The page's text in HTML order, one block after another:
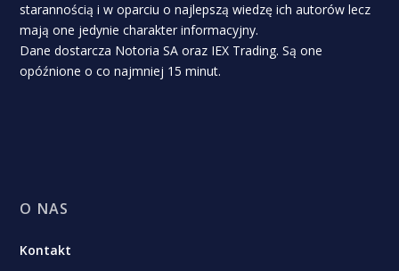
starannością i w oparciu o najlepszą wiedzę ich autorów lecz
mają one jedynie charakter informacyjny.
Dane dostarcza Notoria SA oraz IEX Trading. Są one
opóźnione o co najmniej 15 minut.
O NAS
Kontakt